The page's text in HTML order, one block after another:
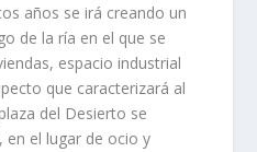
años se irá creando un
de la ría en el que se
espacio industrial
que caracterizará al
del Desierto se
en el lugar de ocio y